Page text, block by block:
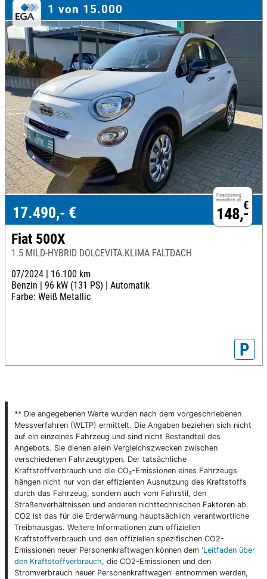
1 von 15.000
Finanzierung
monatlich ab €
148,-
17.490,- €
Fiat 500X
1.5 MILD-HYBRID DOLCEVITA.KLIMA FALTDACH
07/2024 | 16.100 km
Benzin | 96 kW (131 PS) | Automatik
Farbe: Weiß Metallic
P
** Die angegebenen Werte wurden nach dem vorgeschriebenen
Messverfahren (WLTP) ermittelt. Die Angaben beziehen sich nicht
auf ein einzelnes Fahrzeug und sind nicht Bestandteil des
Angebots. Sie dienen allein Vergleichszwecken zwischen
verschiedenen Fahrzeugtypen. Der tatsächliche
Kraftstoffverbrauch und die CO₂-Emissionen eines Fahrzeugs
hängen nicht nur von der effizienten Ausnutzung des Kraftstoffs
durch das Fahrzeug, sondern auch vom Fahrstil, den
Straßenverhältnissen und anderen nichttechnischen Faktoren ab.
CO2 ist das für die Erderwärmung hauptsächlich verantwortliche
Treibhausgas. Weitere Informationen zum offiziellen
Kraftstoffverbrauch und den offiziellen spezifischen CO2-
Emissionen neuer Personenkraftwagen können dem 'Leitfaden über
den Kraftstoffverbrauch, die CO2-Emissionen und den
Stromverbrauch neuer Personenkraftwagen' entnommen werden,